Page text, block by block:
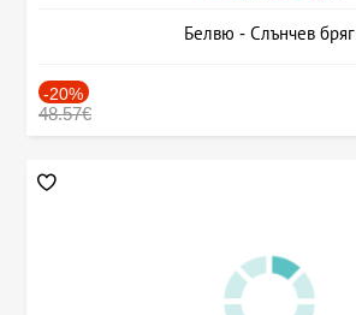
Белвю - Слънчев бряг
-20%
48.57€